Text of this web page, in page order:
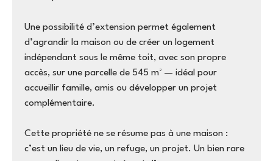
Une possibilité d’extension permet également
d’agrandir la maison ou de créer un logement
indépendant sous le même toit, avec son propre
accès, sur une parcelle de 545 m² — idéal pour
accueillir famille, amis ou développer un projet
complémentaire.
Cette propriété ne se résume pas à une maison :
c’est un lieu de vie, un refuge, un projet. Un bien rare